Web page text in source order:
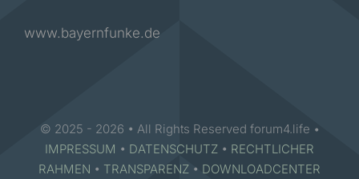
www.bayernfunke.de
© 2025 - 2026 • All Rights Reserved forum4.life •
IMPRESSUM • DATENSCHUTZ • RECHTLICHER
RAHMEN • TRANSPARENZ • DOWNLOADCENTER